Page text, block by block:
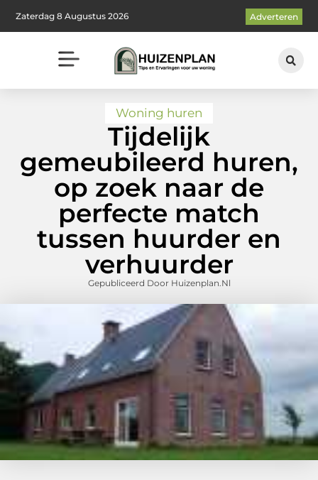
Zaterdag 8 Augustus 2026 Adverteren
Woning huren
Tijdelijk
gemeubileerd huren,
op zoek naar de
perfecte match
tussen huurder en
verhuurder
Gepubliceerd Door Huizenplan.nl